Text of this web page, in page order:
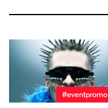
#eventpromo